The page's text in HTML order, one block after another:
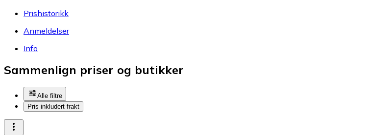
Prishistorikk
Anmeldelser
Info
Sammenlign priser og butikker
Alle filtre
Pris inkludert frakt